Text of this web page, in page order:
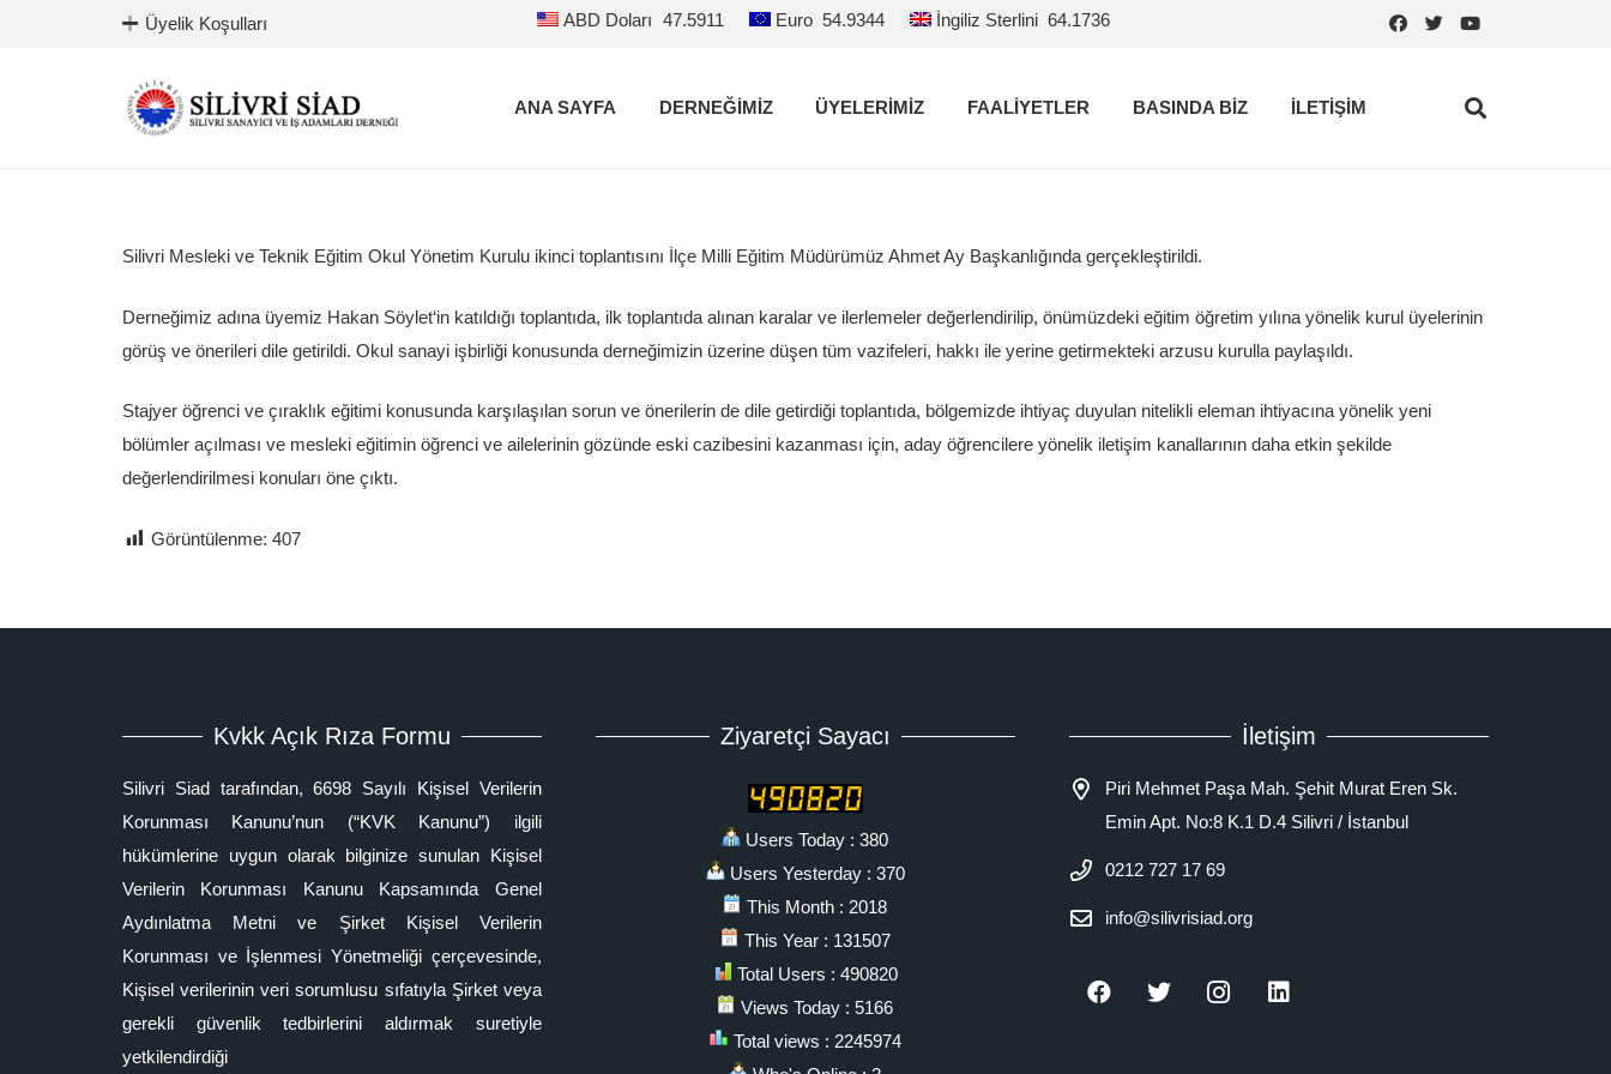
Üyelik Koşulları ABD Doları 47.5911 Euro 54.9344 İngiliz Sterlini 64.1736
ANA SAYFA DERNEĞİMİZ ÜYELERİMİZ FAALİYETLER BASINDA BİZ İLETİŞİM
Silivri Mesleki ve Teknik Eğitim Okul Yönetim Kurulu ikinci toplantısını İlçe Milli Eğitim Müdürümüz Ahmet Ay Başkanlığında gerçekleştirildi.
Derneğimiz adına üyemiz Hakan Söylet‘in katıldığı toplantıda, ilk toplantıda alınan karalar ve ilerlemeler değerlendirilip, önümüzdeki eğitim öğretim yılına yönelik kurul üyelerinin
görüş ve önerileri dile getirildi. Okul sanayi işbirliği konusunda derneğimizin üzerine düşen tüm vazifeleri, hakkı ile yerine getirmekteki arzusu kurulla paylaşıldı.
Stajyer öğrenci ve çıraklık eğitimi konusunda karşılaşılan sorun ve önerilerin de dile getirdiği toplantıda, bölgemizde ihtiyaç duyulan nitelikli eleman ihtiyacına yönelik yeni
bölümler açılması ve mesleki eğitimin öğrenci ve ailelerinin gözünde eski cazibesini kazanması için, aday öğrencilere yönelik iletişim kanallarının daha etkin şekilde
değerlendirilmesi konuları öne çıktı.
Görüntülenme: 407
Kvkk Açık Rıza Formu
Silivri Siad tarafından, 6698 Sayılı Kişisel Verilerin
Korunması Kanunu’nun (“KVK Kanunu”) ilgili
hükümlerine uygun olarak bilginize sunulan Kişisel
Verilerin Korunması Kanunu Kapsamında Genel
Aydınlatma Metni ve Şirket Kişisel Verilerin
Korunması ve İşlenmesi Yönetmeliği çerçevesinde,
Kişisel verilerinin veri sorumlusu sıfatıyla Şirket veya
gerekli güvenlik tedbirlerini aldırmak suretiyle
yetkilendirdiği
Ziyaretçi Sayacı
Users Today : 380
Users Yesterday : 370
This Month : 2018
This Year : 131507
Total Users : 490820
Views Today : 5166
Total views : 2245974
İletişim
Piri Mehmet Paşa Mah. Şehit Murat Eren Sk.
Emin Apt. No:8 K.1 D.4 Silivri / İstanbul
0212 727 17 69
info@silivrisiad.org